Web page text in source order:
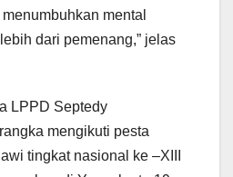
mental
dari pemenang,” jelas
LPPD Septedy
mengikuti pesta
tingkat nasional ke –XIII